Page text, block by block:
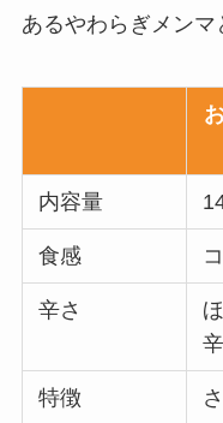
あるやわらぎメンマ
内容量
食感
辛さ
辛
特徴